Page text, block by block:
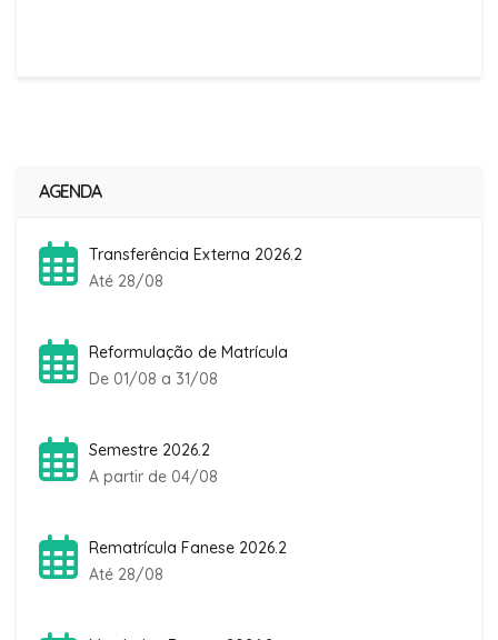
AGENDA
Transferência Externa 2026.2
Até 28/08
Reformulação de Matrícula
De 01/08 a 31/08
Semestre 2026.2
A partir de 04/08
Rematrícula Fanese 2026.2
Até 28/08